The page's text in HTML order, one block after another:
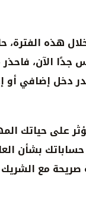
هذه
الآن، فاحذر
دخل إضافي أو
على حياتك
بشأن
مع الشريك